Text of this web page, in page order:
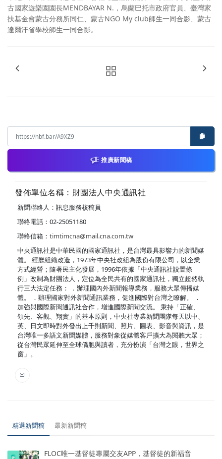
古國家遊樂園園長MENDBAYAR N.，烏蘭巴托市政府官員、臺灣家
扶基金會蒙古分務所同仁、蒙古NGO My club師生一同合影、蒙古
達爾汗省學校師生一同合影。
推廣新聞稿
發佈單位名稱：財團法人中央通訊社
新聞聯絡人：訊息服務核稿員
聯絡電話：02-25051180
聯絡信箱： timtimcna@mail.cna.com.tw
中央通訊社是中華民國的國家通訊社，是台灣最具影響力的新聞媒
體。 經歷組織改造，1973年中央社改組為股份有限公司，以企業
方式經營；隨著民主化發展，1996年依據「中央通訊社設置條
例」改制為財團法人，定位為全民共有的國家通訊社，獨立超然執
行三大法定任務： ．辦理國內外新聞報導業務，服務大眾傳播媒
體。 ．辦理國家對外新聞通訊業務，促進國際對台灣之瞭解。 ．
加強與國際新聞通訊社合作，增進國際新聞交流。 秉持「正確、
領先、客觀、翔實」的基本原則，中央社專業新聞團隊每天以中、
英、日文即時對外發出上千則新聞、照片、圖表、影音與資訊，是
台灣唯一多語文新聞媒體，服務對象從媒體客戶擴大為閱聽大眾；
從台灣民眾延伸至全球僑胞與讀者，充分扮演「台灣之眼，世界之
窗」。
精選新聞稿 最新新聞稿
FLOC唯一基督徒專屬交友APP，基督徒的新福音